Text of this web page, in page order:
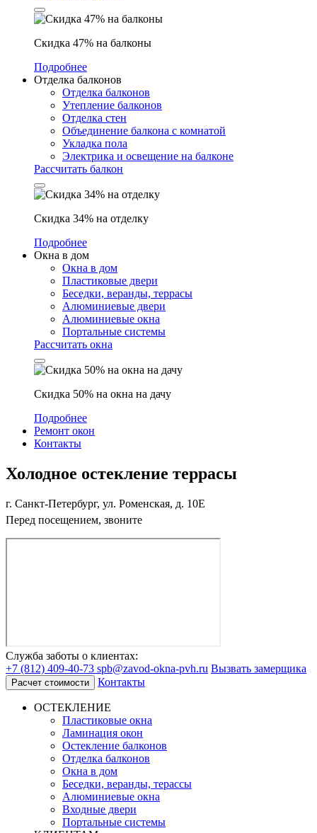
Скидка 47% на балконы
Подробнее
Отделка балконов
Отделка балконов
Утепление балконов
Отделка стен
Объединение балкона с комнатой
Укладка пола
Электрика и освещение на балконе
Рассчитать балкон
Скидка 34% на отделку
Подробнее
Окна в дом
Окна в дом
Пластиковые двери
Беседки, веранды, террасы
Алюминиевые двери
Алюминиевые окна
Портальные системы
Рассчитать окна
Скидка 50% на окна на дачу
Подробнее
Ремонт окон
Контакты
Холодное остекление террасы
г. Санкт-Петербург, ул. Роменская, д. 10Е
Перед посещением, звоните
Служба заботы о клиентах:
+7 (812) 409-40-73 spb@zavod-okna-pvh.ru Вызвать замерщика
Расчет стоимости Контакты
ОСТЕКЛЕНИЕ
Пластиковые окна
Ламинация окон
Остекление балконов
Отделка балконов
Окна в дом
Беседки, веранды, терассы
Алюминиевые окна
Входные двери
Портальные системы